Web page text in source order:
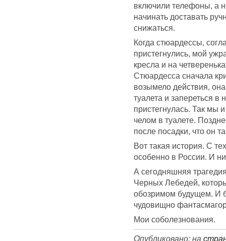
включили телефоны, а
начинать доставать
снижаться.
Когда стюардессы,
пристегнулись, мой
кресла и на
Стюардесса сначала
возымело действия,
туалета и запереться
пристегнулась. Так мы
челом в туалете.
после посадки, что он
Вот такая история. С
особенно в России. И
А сегодняшняя
Черных Лебедей,
обозримом будущем. И
чудовищно
Мои соболезнования.
Опубликовано: на